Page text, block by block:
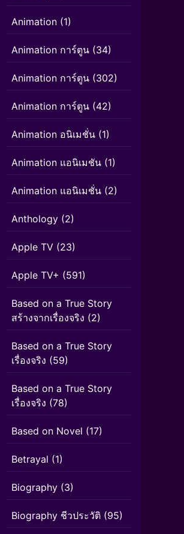
Animation (1)
Animation การ์ตูน (34)
Animation การ์ตูน (302)
Animation การ์ตูน (42)
Animation อนิเมชั่น (1)
Animation แอนิเมชัน (1)
Animation แอนิเมชั่น (2)
Anthology (2)
Apple TV (23)
Apple TV+ (591)
Based on a True Story
สร้างจากเรื่องจริง (2)
Based on a True Story
เรื่องจริง (59)
Based on a True Story
เรื่องจริง (78)
Based on Novel (17)
Betrayal (1)
Biography (3)
Biography ชีวประวัติ (95)